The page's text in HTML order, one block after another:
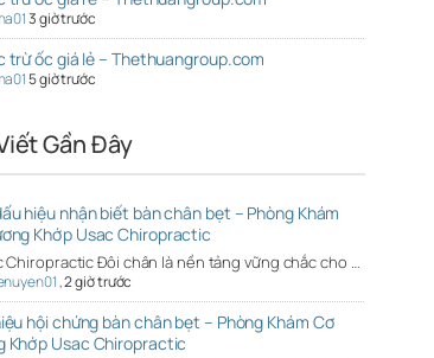
3 giờ trước
trừ ốc giá lẻ – Thethuangroup.com
5 giờ trước
Gần Đây
hiệu nhận biết bàn chân bẹt – Phòng Khám
Khớp Usac Chiropractic
Chiropractic Đôi chân là nền tảng vững chắc cho …
,2 giờ trước
hội chứng bàn chân bẹt – Phòng Khám Cơ
Khớp Usac Chiropractic